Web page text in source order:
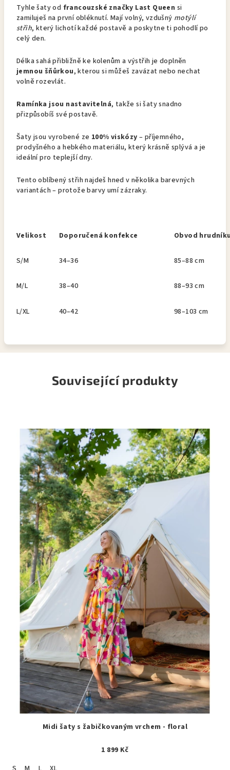
Tyhle šaty od francouzské značky Last Queen si
zamiluješ na první obléknutí. Mají volný, vzdušný motýlí
střih, který lichotí každé postavě a poskytne ti pohodlí po
celý den.
Délka sahá přibližně ke kolenům a výstřih je doplněn
jemnou šňůrkou, kterou si můžeš zavázat nebo nechat
volně rozevlát.
Ramínka jsou nastavitelná, takže si šaty snadno
přizpůsobíš své postavě.
Šaty jsou vyrobené ze 100% viskózy – příjemného,
prodyšného a hebkého materiálu, který krásně splývá a je
ideální pro teplejší dny.
Tento oblíbený střih najdeš hned v několika barevných
variantách – protože barvy umí zázraky.
Velikost Doporučená konfekce Obvod
S/M 34–36 85–88 cm
M/L 38–40 88–93 cm
L/XL 40–42 98–103 cm
Související produkty
Midi šaty s žabičkovaným vrchem - floral
1 899 Kč